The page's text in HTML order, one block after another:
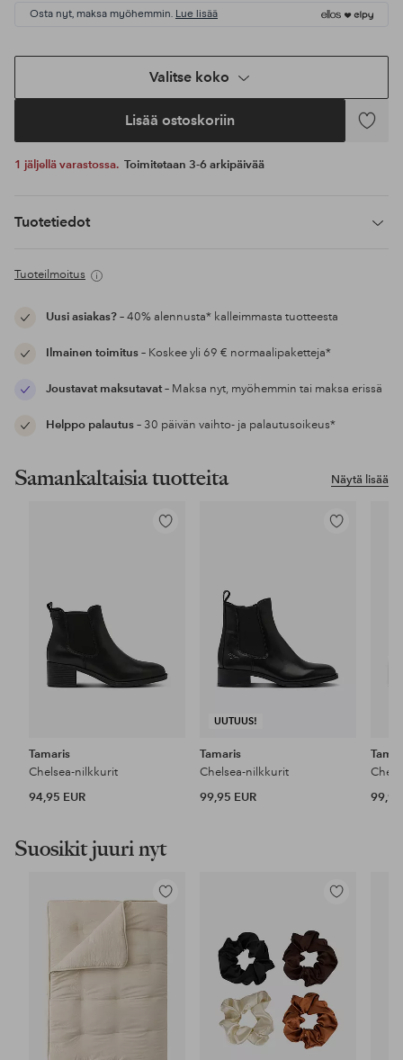
Osta nyt, maksa myöhemmin. Lue lisää
Valitse koko
Lisää ostoskoriin
Lisää
1 jäljellä varastossa. Toimitetaan 3-6 arkipäivää
Tuotetiedot
Tuoteilmoitus
Uusi asiakas?– 40% alennusta* kalleimmasta tuotteesta
Ilmainen toimitus– Koskee yli 69 € normaalipaketteja*
Joustavat maksutavat– Maksa nyt, myöhemmin tai maksa erissä
Helppo palautus– 30 päivän vaihto- ja palautusoikeus*
Näytä lisää
Samankaltaisia tuotteita
Lisää
Tamaris
Chelsea-nilkkurit
94,95 EUR
UUTUUS!
Lisää
Tamaris
Chelsea-nilkkurit
99,95 EUR
99,95
Suosikit juuri nyt
Lisää
Lisää